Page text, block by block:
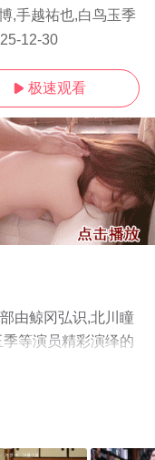
,手越祐也,白鸟玉季
12-30
 极速观看
由鲸冈弘识,北川瞳
等演员精彩演绎的
集+SP02集），手
、电视猫或剧情网